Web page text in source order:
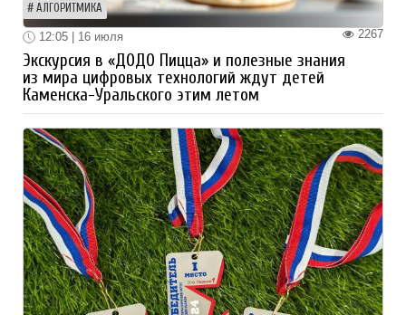
АЛГОРИТМИКА
2267
12:05 | 16 июля
Экскурсия в «ДОДО Пицца» и полезные знания
из мира цифровых технологий ждут детей
Каменска-Уральского этим летом